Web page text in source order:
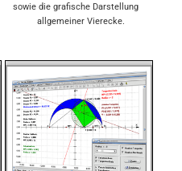
sowie die grafische Darstellung
allgemeiner Vierecke.